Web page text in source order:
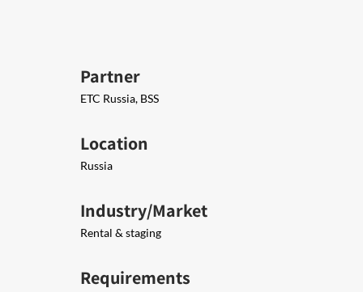
Partner
ETC Russia, BSS
Location
Russia
Industry/Market
Rental & staging
Requirements